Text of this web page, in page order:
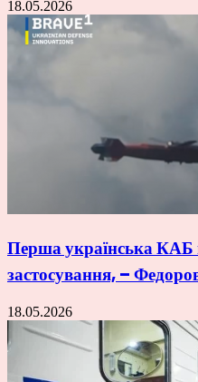
18.05.2026
Перша українська КАБ
застосування, –
18.05.2026